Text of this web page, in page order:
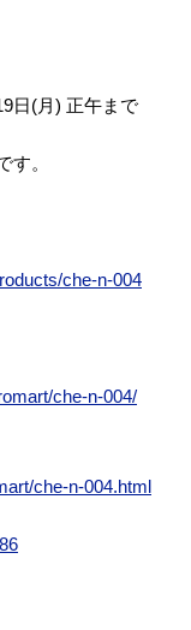
日(月) 正午まで
。
che-n-004
che-n-004/
che-n-004.html